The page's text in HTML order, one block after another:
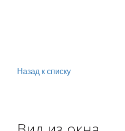
Назад к списку